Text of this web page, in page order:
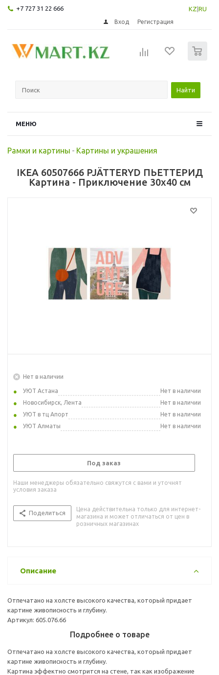
+7 727 31 22 666 KZ RU
Вход Регистрация
Найти
МЕНЮ
Рамки и картины - Картины и украшения
IKEA 60507666 PJÄTTERYD ПЬЕТТЕРИД
Картина - Приключение 30x40 см
Нет в наличии
УЮТ Астана
Нет в наличии
Новосибирск, Лента
Нет в наличии
УЮТ в тц Апорт
Нет в наличии
УЮТ Алматы
Нет в наличии
Под заказ
Наши менеджеры обязательно свяжутся с вами и уточнят
условия заказа
Поделиться
Цена действительна только для интернет-
магазина и может отличаться от цен в
розничных магазинах
Описание
Отпечатано на холсте высокого качества, который придает
картине живописность и глубину.
Артикул: 605.076.66
Подробнее о товаре
Отпечатано на холсте высокого качества, который придает
картине живописность и глубину.
Картина эффектно смотрится на стене, так как изображение